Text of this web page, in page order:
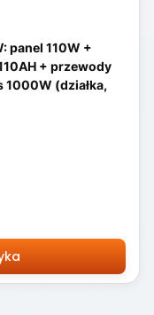
panel 110W +
+ przewody
1000W (działka,